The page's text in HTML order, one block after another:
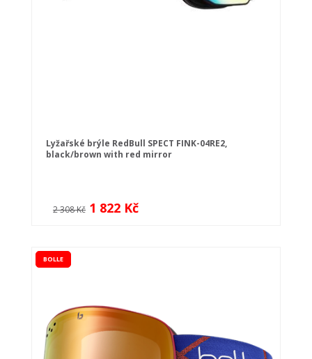
Lyžařské brýle RedBull SPECT FINK-04RE2,
black/brown with red mirror
2 308 Kč 1 822 Kč
BOLLE